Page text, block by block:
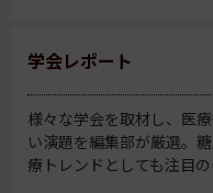
学会レポート
様々な学会を取材し、医
い演題を編集部が厳選。
療トレンドとしても注目